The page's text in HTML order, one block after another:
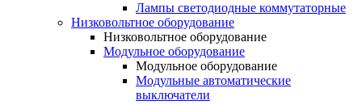
Лампы светодиодные коммутаторные
Низковольтное оборудование
Низковольтное оборудование
Модульное оборудование
Модульное оборудование
Модульные автоматические
выключатели